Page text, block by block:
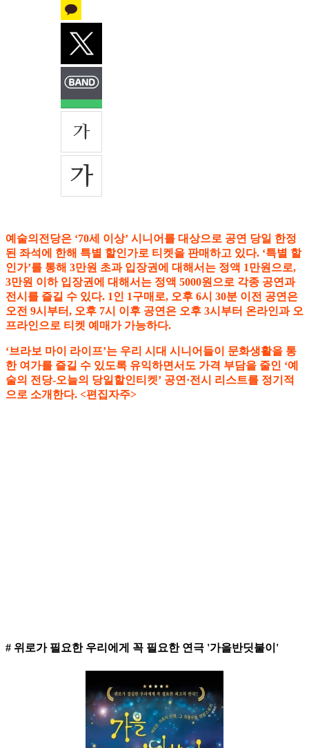
예술의전당은 ‘70세 이상’ 시니어를 대상으로 공연 당일 한정
된 좌석에 한해 특별 할인가로 티켓을 판매하고 있다. ‘특별 할
인가’를 통해 3만원 초과 입장권에 대해서는 정액 1만원으로,
3만원 이하 입장권에 대해서는 정액 5000원으로 각종 공연과
전시를 즐길 수 있다. 1인 1구매로, 오후 6시 30분 이전 공연은
오전 9시부터, 오후 7시 이후 공연은 오후 3시부터 온라인과 오
프라인으로 티켓 예매가 가능하다.
‘브라보 마이 라이프’는 우리 시대 시니어들이 문화생활을 통
한 여가를 즐길 수 있도록 유익하면서도 가격 부담을 줄인 ‘예
술의 전당-오늘의 당일할인티켓’ 공연·전시 리스트를 정기적
으로 소개한다. <편집자주>
# 위로가 필요한 우리에게 꼭 필요한 연극 '가을반딧불이'